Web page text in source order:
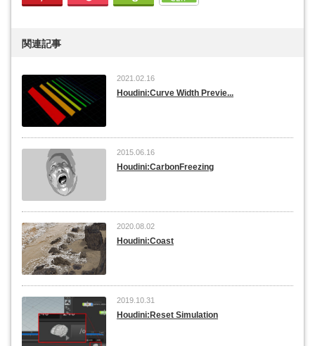
関連記事
2021.02.16
Houdini:Curve Width Previe...
2015.06.16
Houdini:CarbonFreezing
2020.08.02
Houdini:Coast
2019.10.31
Houdini:Reset Simulation